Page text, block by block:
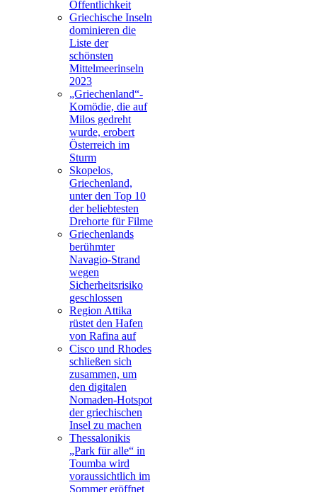
Öffentlichkeit
Griechische Inseln
dominieren die
Liste der
schönsten
Mittelmeerinseln
2023
„Griechenland“-
Komödie, die auf
Milos gedreht
wurde, erobert
Österreich im
Sturm
Skopelos,
Griechenland,
unter den Top 10
der beliebtesten
Drehorte für Filme
Griechenlands
berühmter
Navagio-Strand
wegen
Sicherheitsrisiko
geschlossen
Region Attika
rüstet den Hafen
von Rafina auf
Cisco und Rhodes
schließen sich
zusammen, um
den digitalen
Nomaden-Hotspot
der griechischen
Insel zu machen
Thessalonikis
„Park für alle“ in
Toumba wird
voraussichtlich im
Sommer eröffnet